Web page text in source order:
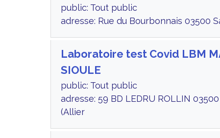
public: Tout public
adresse: Rue du Bourbonnais 03500
Laboratoire test Covid LBM
SIOULE
public: Tout public
adresse: 59 BD LEDRU ROLLIN
(Allier